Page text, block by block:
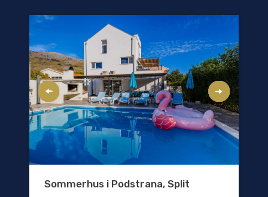
Sommerhus i Podstrana, Split